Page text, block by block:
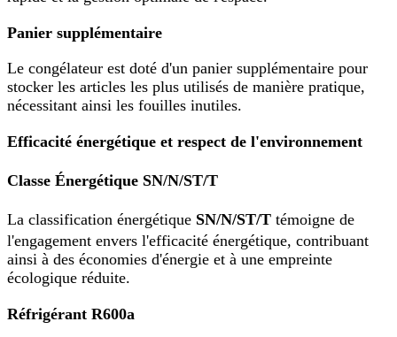
Panier supplémentaire
Le congélateur est doté d'un panier supplémentaire pour
stocker les articles les plus utilisés de manière pratique,
nécessitant ainsi les fouilles inutiles.
Efficacité énergétique et respect de l'environnement
Classe Énergétique SN/N/ST/T
La classification énergétique SN/N/ST/T témoigne de
l'engagement envers l'efficacité énergétique, contribuant
ainsi à des économies d'énergie et à une empreinte
écologique réduite.
Réfrigérant R600a